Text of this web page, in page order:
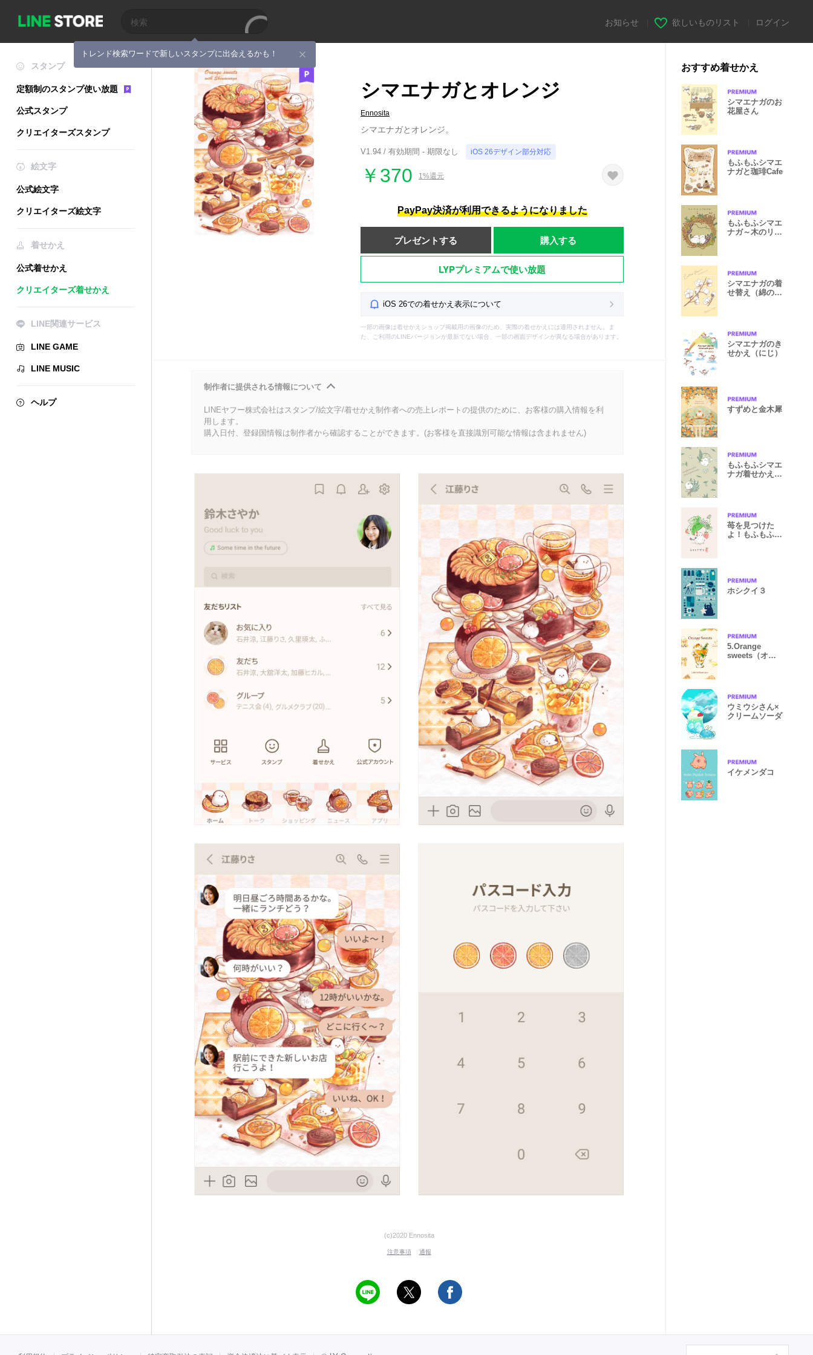
トレンド検索ワードで新しいスタンプに出会えるかも！
お知らせ 欲しいものリスト ログイン
スタンプ
定額制のスタンプ使い放題
公式スタンプ
クリエイターズスタンプ
絵文字
公式絵文字
クリエイターズ絵文字
着せかえ
公式着せかえ
クリエイターズ着せかえ
LINE関連サービス
LINE GAME
LINE MUSIC
ヘルプ
シマエナガとオレンジ
Ennosita
シマエナガとオレンジ。
V1.94 / 有効期間 - 期限なし iOS 26デザイン部分対応
￥370 1%還元
PayPay決済が利用できるようになりました
プレゼントする 購入する
LYPプレミアムで使い放題
iOS 26での着せかえ表示について
一部の画像は着せかえショップ掲載用の画像のため、実際の着せかえには適用されません。ま
た、ご利用のLINEバージョンが最新でない場合、一部の画面デザインが異なる場合があります。
制作者に提供される情報について
LINEヤフー株式会社はスタンプ/絵文字/着せかえ制作者への売上レポートの提供のために、お客様の購入情報を利
用します。
購入日付、登録国情報は制作者から確認することができます。(お客様を直接識別可能な情報は含まれません)
(c)2020 Ennosita
注意事項 通報
おすすめ着せかえ
シマエナガのお
花屋さん
もふもふシマエ
ナガと珈琲Cafe
もふもふシマエ
ナガ～木のリー
シマエナガの着
せ替え（綿の
シマエナガのき
せかえ（にじ）
すずめと金木犀
もふもふシマエ
ナガ着せかえ‐
苺を見つけた
よ！もふもふシ
ホシクイ３
5.Orange
sweets（オレ
ウミウシさん×
クリームソーダ
イケメンダコ